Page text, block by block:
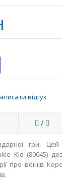
відгук
/
гри. Цей
Kid (80045)
про воїнів